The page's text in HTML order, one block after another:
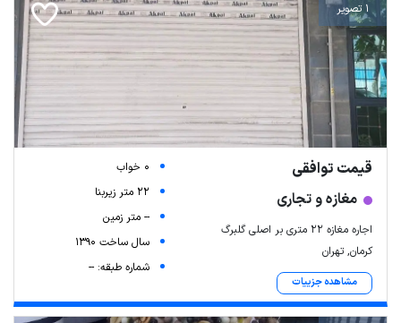
1 تصویر
قیمت توافقی
مغازه و تجاری
اجاره مغازه ۲۲ متری بر اصلی گلبرگ
کرمان, تهران
مشاهده جزییات
0 خواب
22 متر زیربنا
-- متر زمین
سال ساخت 1390
شماره طبقه: --